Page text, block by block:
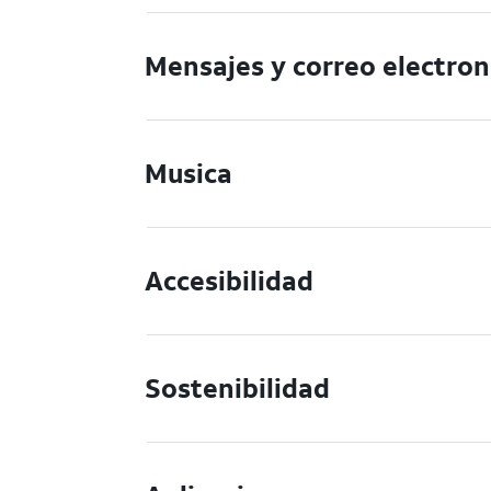
Mensajes y correo
Musica
Accesibilidad
Sostenibilidad